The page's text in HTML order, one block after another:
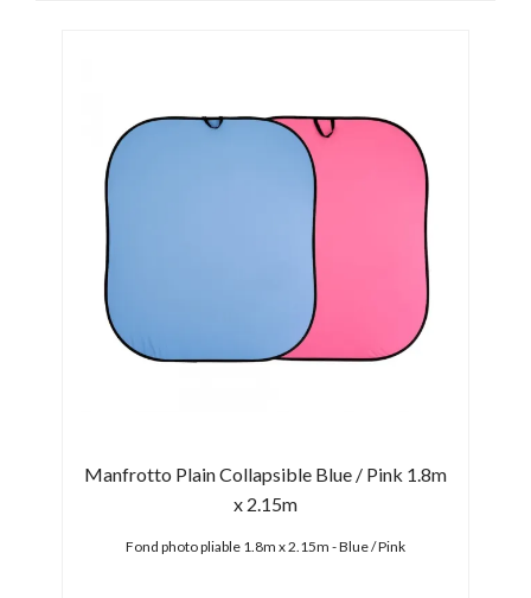
Manfrotto Plain Collapsible Blue / Pink 1.8m
x 2.15m
Fond photo pliable 1.8m x 2.15m - Blue / Pink